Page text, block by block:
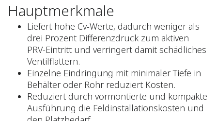
Hauptmerkmale
Liefert hohe Cv-Werte, dadurch weniger als
drei Prozent Differenzdruck zum aktiven
PRV-Eintritt und verringert damit schädliches
Ventilflattern.
Einzelne Eindringung mit minimaler Tiefe in
Behälter oder Rohr reduziert Kosten.
Reduziert durch vormontierte und kompakte
Ausführung die Feldinstallationskosten und